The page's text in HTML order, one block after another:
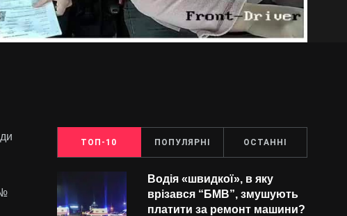
ТОП-10 ПОПУЛЯРНІ ОСТАННІ
Водія «швидкої», в яку
врізався “БMВ”, змушують
платити за ремонт машини?